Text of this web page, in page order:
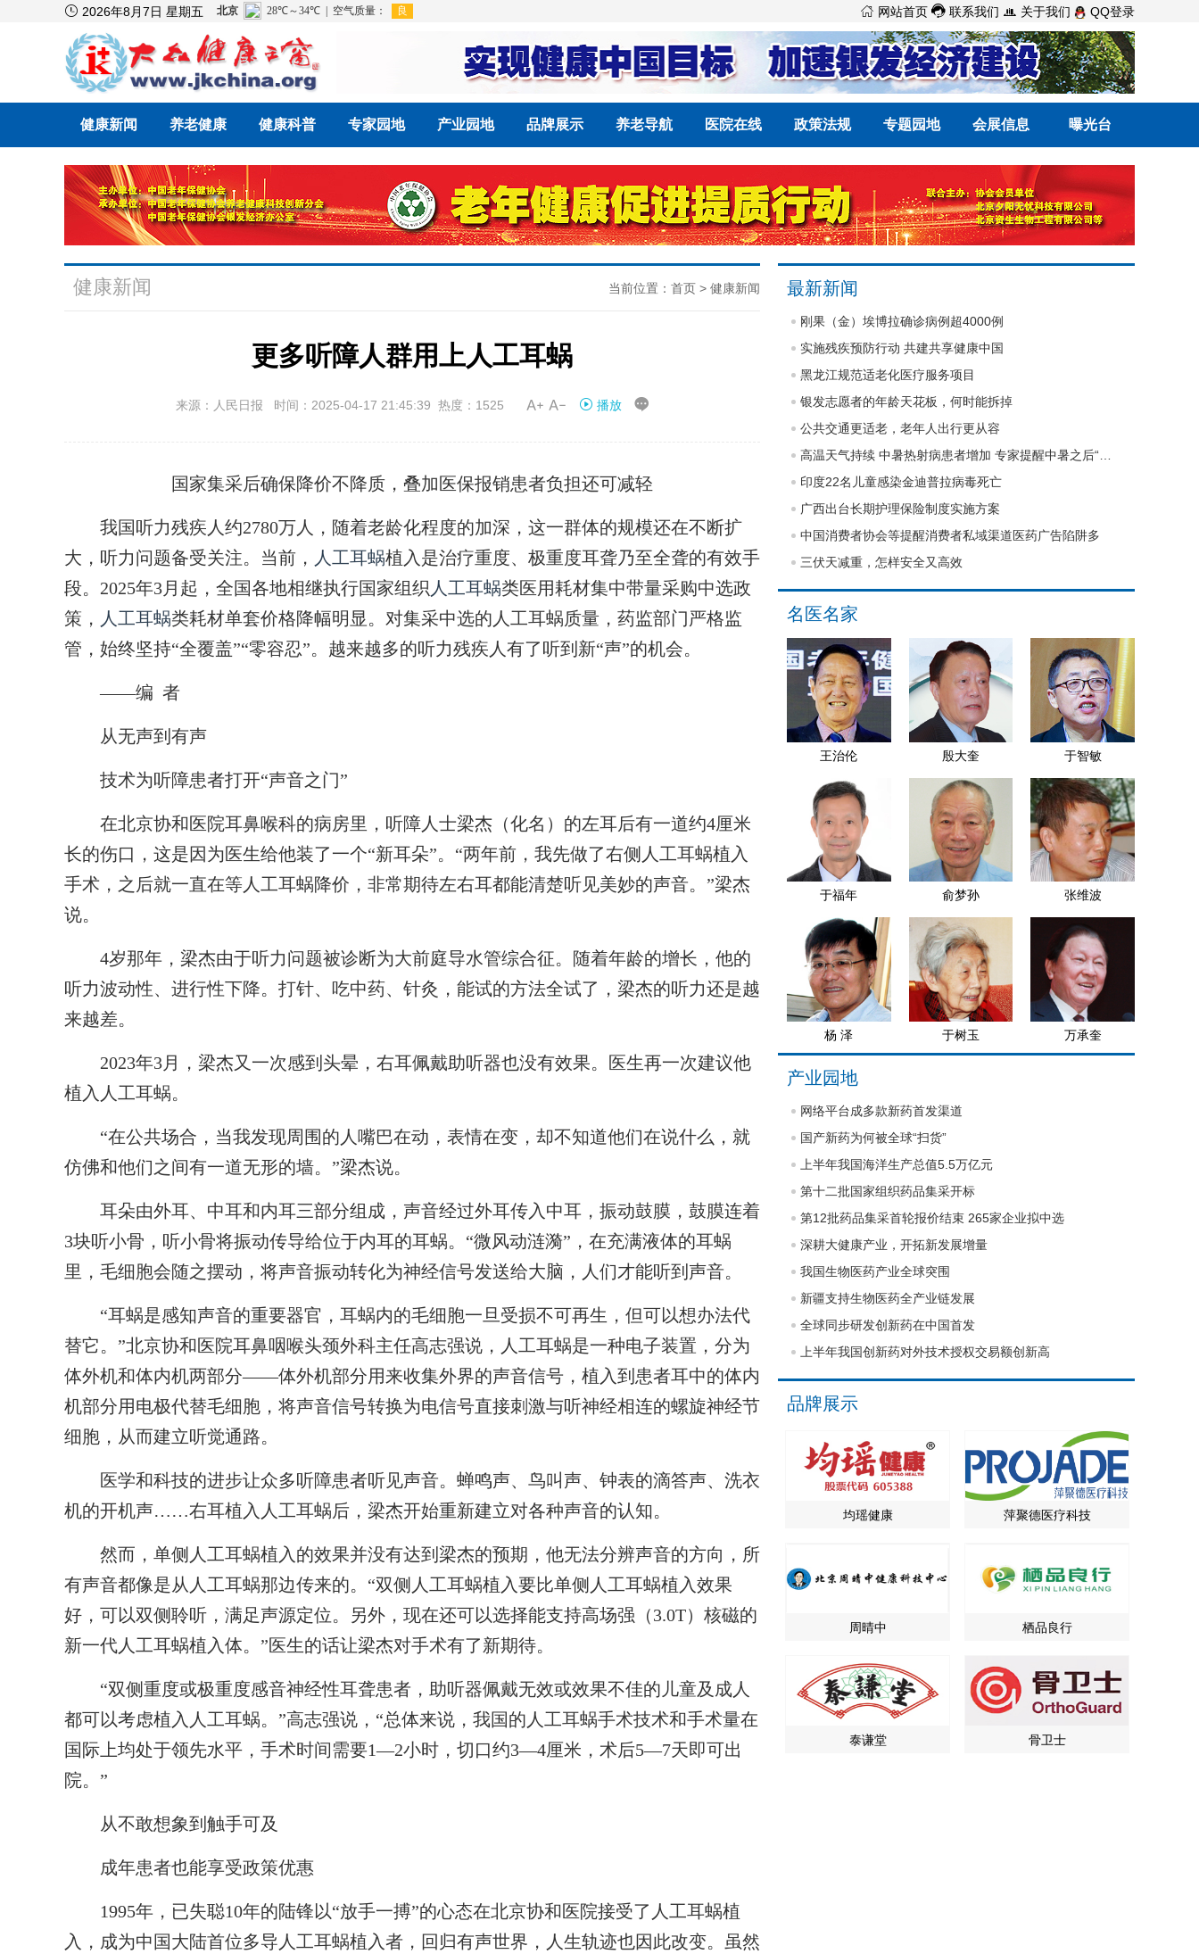
 2026年8月7日 星期五  网站首页  联系我们  关于我们 QQ登录
健康新闻 养老健康 健康科普 专家园地 产业园地 品牌展示 养老导航 医院在线 政策法规 专题园地 会展信息 曝光台
健康新闻 当前位置： 首页 > 健康新闻
更多听障人群用上人工耳蜗
来源：人民日报 时间：2025-04-17 21:45:39 热度：1525  播放 
国家集采后确保降价不降质，叠加医保报销患者负担还可减轻
我国听力残疾人约2780万人，随着老龄化程度的加深，这一群体的规模还在不断扩
大，听力问题备受关注。当前， 人工耳蜗植入是治疗重度、极重度耳聋乃至全聋的有效手
段。2025年3月起，全国各地相继执行国家组织 人工耳蜗类医用耗材集中带量采购中选政
策， 人工耳蜗类耗材单套价格降幅明显。对集采中选的人工耳蜗质量，药监部门严格监
管，始终坚持“全覆盖”“零容忍”。越来越多的听力残疾人有了听到新“声”的机会。
——编 者
从无声到有声
技术为听障患者打开“声音之门”
在北京协和医院耳鼻喉科的病房里，听障人士梁杰（化名）的左耳后有一道约4厘米
长的伤口，这是因为医生给他装了一个“新耳朵”。“两年前，我先做了右侧人工耳蜗植入
手术，之后就一直在等人工耳蜗降价，非常期待左右耳都能清楚听见美妙的声音。”梁杰
说。
4岁那年，梁杰由于听力问题被诊断为大前庭导水管综合征。随着年龄的增长，他的
听力波动性、进行性下降。打针、吃中药、针灸，能试的方法全试了，梁杰的听力还是越
来越差。
2023年3月，梁杰又一次感到头晕，右耳佩戴助听器也没有效果。医生再一次建议他
植入人工耳蜗。
“在公共场合，当我发现周围的人嘴巴在动，表情在变，却不知道他们在说什么，就
仿佛和他们之间有一道无形的墙。”梁杰说。
耳朵由外耳、中耳和内耳三部分组成，声音经过外耳传入中耳，振动鼓膜，鼓膜连着
3块听小骨，听小骨将振动传导给位于内耳的耳蜗。“微风动涟漪”，在充满液体的耳蜗
里，毛细胞会随之摆动，将声音振动转化为神经信号发送给大脑，人们才能听到声音。
“耳蜗是感知声音的重要器官，耳蜗内的毛细胞一旦受损不可再生，但可以想办法代
替它。”北京协和医院耳鼻咽喉头颈外科主任高志强说，人工耳蜗是一种电子装置，分为
体外机和体内机两部分——体外机部分用来收集外界的声音信号，植入到患者耳中的体内
机部分用电极代替毛细胞，将声音信号转换为电信号直接刺激与听神经相连的螺旋神经节
细胞，从而建立听觉通路。
医学和科技的进步让众多听障患者听见声音。蝉鸣声、鸟叫声、钟表的滴答声、洗衣
机的开机声……右耳植入人工耳蜗后，梁杰开始重新建立对各种声音的认知。
然而，单侧人工耳蜗植入的效果并没有达到梁杰的预期，他无法分辨声音的方向，所
有声音都像是从人工耳蜗那边传来的。“双侧人工耳蜗植入要比单侧人工耳蜗植入效果
好，可以双侧聆听，满足声源定位。另外，现在还可以选择能支持高场强（3.0T）核磁的
新一代人工耳蜗植入体。”医生的话让梁杰对手术有了新期待。
“双侧重度或极重度感音神经性耳聋患者，助听器佩戴无效或效果不佳的儿童及成人
都可以考虑植入人工耳蜗。”高志强说，“总体来说，我国的人工耳蜗手术技术和手术量在
国际上均处于领先水平，手术时间需要1—2小时，切口约3—4厘米，术后5—7天即可出
院。”
从不敢想象到触手可及
成年患者也能享受政策优惠
1995年，已失聪10年的陆锋以“放手一搏”的心态在北京协和医院接受了人工耳蜗植
入，成为中国大陆首位多导人工耳蜗植入者，回归有声世界，人生轨迹也因此改变。虽然
最新新闻
刚果（金）埃博拉确诊病例超4000例
实施残疾预防行动 共建共享健康中国
黑龙江规范适老化医疗服务项目
银发志愿者的年龄天花板，何时能拆掉
公共交通更适老，老年人出行更从容
印度22名儿童感染金迪普拉病毒死亡
广西出台长期护理保险制度实施方案
中国消费者协会等提醒消费者私域渠道医药广告陷阱多
三伏天减重，怎样安全又高效
名医名家
王治伦 殷大奎 于智敏
于福年 俞梦孙 张维波
杨 泽 于树玉 万承奎
产业园地
网络平台成多款新药首发渠道
国产新药为何被全球“扫货”
上半年我国海洋生产总值5.5万亿元
第十二批国家组织药品集采开标
第12批药品集采首轮报价结束 265家企业拟中选
深耕大健康产业，开拓新发展增量
我国生物医药产业全球突围
新疆支持生物医药全产业链发展
全球同步研发创新药在中国首发
上半年我国创新药对外技术授权交易额创新高
品牌展示
均瑶健康 萍聚德医疗科技
周晴中 栖品良行
泰谦堂 骨卫士